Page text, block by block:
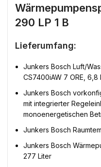
290 LP 1 B
Lieferumfang:
Junkers Bosch Luft/
CS7400iAW 7 ORE,
Junkers Bosch
mit integrierter
monoenergetischen
Junkers Bosch
Junkers Bosch
277 Liter